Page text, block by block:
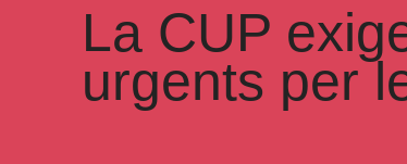
La CUP
urgents per